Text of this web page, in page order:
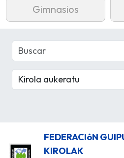
Gimnasios
FEDERACIóN
KIROLAK